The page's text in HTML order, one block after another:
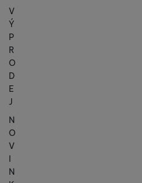
V
Ý
P
R
O
D
E
J
N
O
V
I
N